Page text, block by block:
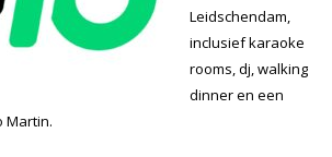
Leidschendam,
inclusief karaoke
rooms, dj, walking
dinner en een
Martin.